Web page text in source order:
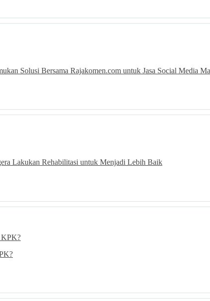
Solusi Bersama Rajakomen.com untuk Jasa Social Media
Lakukan Rehabilitasi untuk Menjadi Lebih Baik